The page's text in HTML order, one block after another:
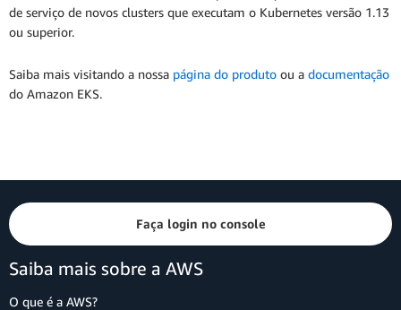
de serviço de novos clusters que executam o Kubernetes versão 1.13
ou superior.
Saiba mais visitando a nossa página do produto ou a documentação
do Amazon EKS.
Faça login no console
Saiba mais sobre a AWS
O que é a AWS?